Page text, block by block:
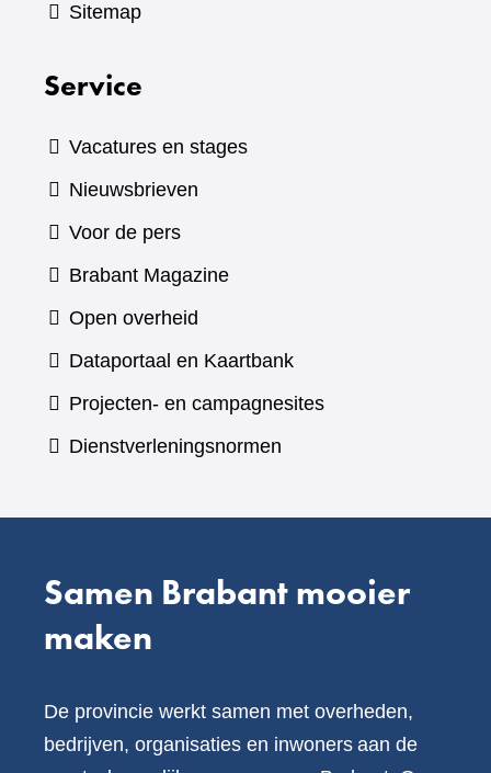
Sitemap
Service
Vacatures en stages
Nieuwsbrieven
Voor de pers
Brabant Magazine(verwijst
andere
website)
Open overheid
Dataportaal en Kaartbank(verwijst
naar
Projecten- en campagnesites
Dienstverleningsnormen
Samen Brabant mooier
maken
De provincie werkt samen met overheden,
bedrijven, organisaties en inwoners aan de